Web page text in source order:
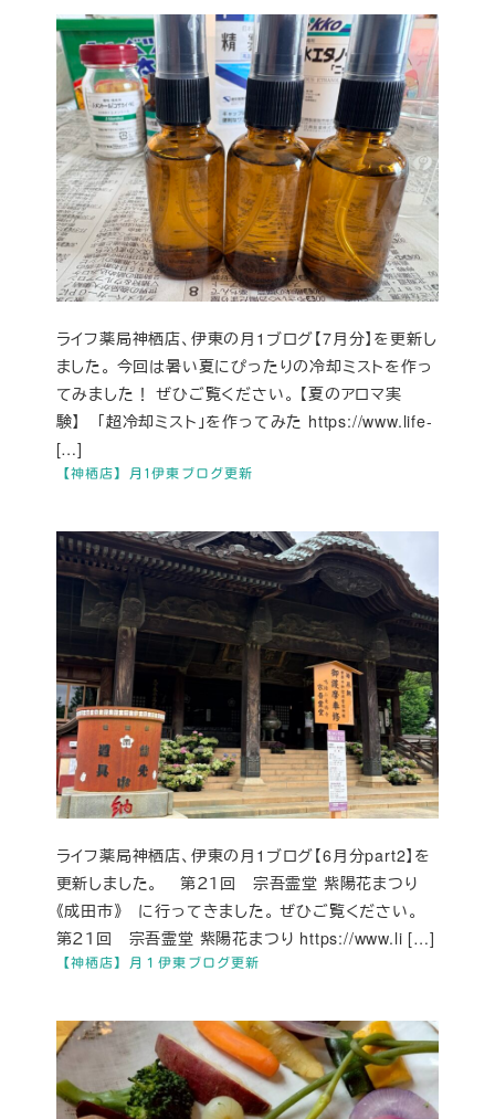
【神栖店】月1伊東ブログ更新
ライフ薬局神栖店、伊東の月1ブログ【7月分】を更新し
ました。 今回は暑い夏にぴったりの冷却ミストを作っ
てみました！ ぜひご覧ください。 【夏のアロマ実
験】 「超冷却ミスト」を作ってみた https://www.life-
[…]
【神栖店】月１伊東ブログ更新
ライフ薬局神栖店、伊東の月1ブログ【6月分part2】を
更新しました。 第２１回 宗吾霊堂 紫陽花まつり
《成田市》 に行ってきました。 ぜひご覧ください。
第２１回 宗吾霊堂 紫陽花まつり https://www.li […]